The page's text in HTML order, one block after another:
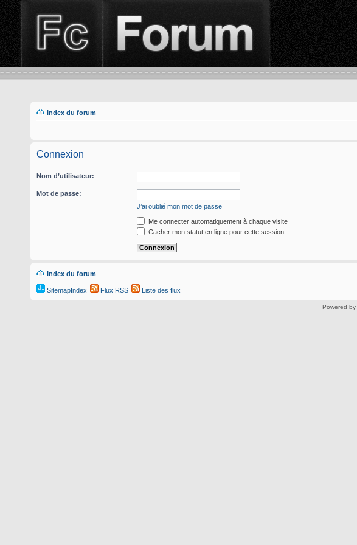
Index du forum
Connexion
Nom d’utilisateur:
Mot de passe:
J’ai oublié mon mot de passe
Me connecter automatiquement à chaque visite
Cacher mon statut en ligne pour cette session
Index du forum
SitemapIndex Flux RSS Liste des flux
Powered by